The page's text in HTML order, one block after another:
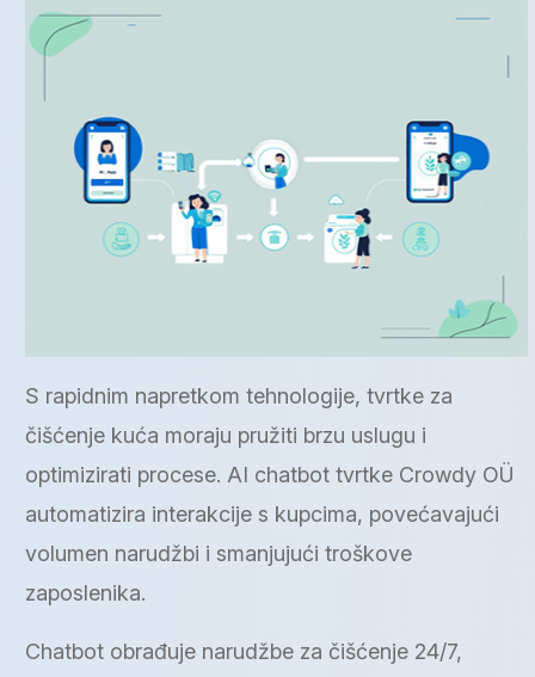
S rapidnim napretkom tehnologije, tvrtke za
čišćenje kuća moraju pružiti brzu uslugu i
optimizirati procese. AI chatbot tvrtke Crowdy OÜ
automatizira interakcije s kupcima, povećavajući
volumen narudžbi i smanjujući troškove
zaposlenika.
Chatbot obrađuje narudžbe za čišćenje 24/7,